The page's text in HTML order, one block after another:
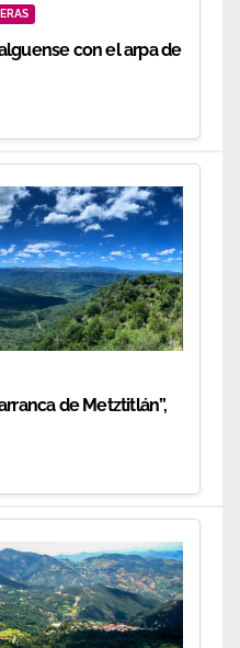
con el arpa de
de Metztitlán”,